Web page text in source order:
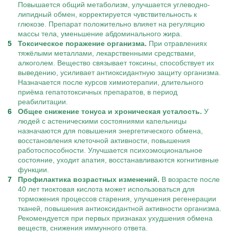
Повышается общий метаболизм, улучшается углеводно-
липидный обмен, корректируется чувствительность к
глюкозе. Препарат положительно влияет на регуляцию
массы тела, уменьшение абдоминального жира.
Токсическое поражение организма. При отравлениях
тяжёлыми металлами, лекарственными средствами,
алкоголем. Вещество связывает токсины, способствует их
выведению, усиливает антиоксидантную защиту организма.
Назначается после курсов химиотерапии, длительного
приёма гепатотоксичных препаратов, в период
реабилитации.
Общее снижение тонуса и хроническая усталость. У
людей с астеническими состояниями капельницы
назначаются для повышения энергетического обмена,
восстановления клеточной активности, повышения
работоспособности. Улучшается психоэмоциональное
состояние, уходит апатия, восстанавливаются когнитивные
функции.
Профилактика возрастных изменений. В возрасте после
40 лет тиоктовая кислота может использоваться для
торможения процессов старения, улучшения регенерации
тканей, повышения антиоксидантной активности организма.
Рекомендуется при первых признаках ухудшения обмена
веществ, снижения иммунного ответа.